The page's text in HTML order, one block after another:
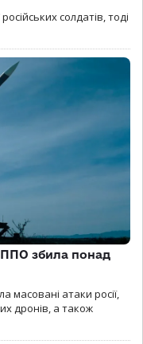
солдатів, тоді
ППО збила понад
масовані атаки росії,
дронів, а також